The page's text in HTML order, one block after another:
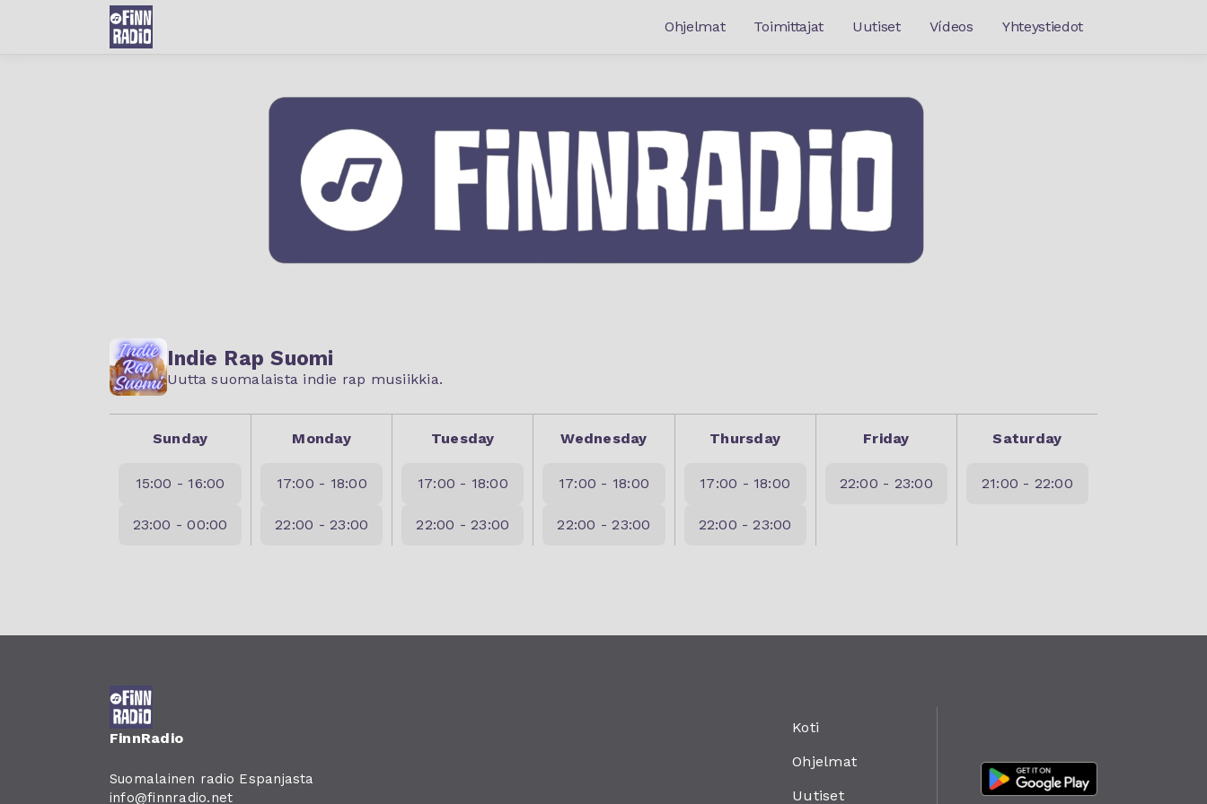
Ohjelmat Toimittajat Uutiset Vídeos Yhteystiedot
Indie Rap Suomi
Uutta suomalaista indie rap musiikkia.
Sunday
15:00 - 16:00
23:00 - 00:00
Monday
17:00 - 18:00
22:00 - 23:00
Tuesday
17:00 - 18:00
22:00 - 23:00
Wednesday
17:00 - 18:00
22:00 - 23:00
Thursday
17:00 - 18:00
22:00 - 23:00
Friday
22:00 - 23:00
Saturday
21:00 - 22:00
FinnRadio
Suomalainen radio Espanjasta
info@finnradio.net
Koti
Ohjelmat
Uutiset